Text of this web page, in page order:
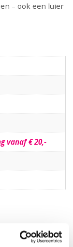
– ook een luier
vanaf € 20,-